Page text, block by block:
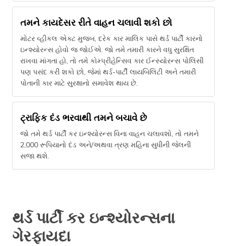
તમને કાયદેસર રીતે વાહન ચલાવી શકો છો
મોટર વ્હીકલ એક્ટ મુજબ, દરેક કાર માલિક પાસે થર્ડ પાર્ટી કારનો
ઇન્શ્યોરન્સ હોવો જ જોઈએ. જો તમે તમારી કારને વધુ સુરક્ષિત
રાખવા માંગતા હો, તો તમે કોમ્પ્રીહેન્સિવ કાર ઈન્સ્યોરન્સ પોલિસી
પણ પસંદ કરી શકો છો, જેમાં થર્ડ-પાર્ટી લાયબિલિટી અને તમારી
પોતાની કાર માટે સુરક્ષાનો સમાવેશ થાય છે.
ટ્રાફિક દંડ ભરવાથી તમને બચાવે છે
જો તમે થર્ડ પાર્ટી કર ઇન્શ્યોરન્સ વિના વાહન ચલાવશો, તો તમને
2,000 રૂપિયાનો દંડ અને/અથવા ત્રણ મહિના સુધીની જેલની
સજા થશે.
થર્ડ પાર્ટી કર ઇન્શ્યોરન્સના
ગેરફાયદા